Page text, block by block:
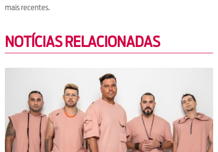
mais recentes.
NOTÍCIAS RELACIONADAS